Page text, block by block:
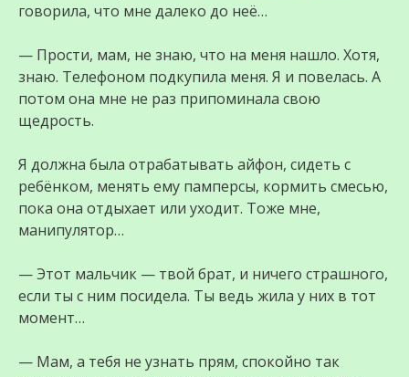
говорила, что мне далеко до неё…
— Прости, мам, не знаю, что на меня нашло. Хотя,
знаю. Телефоном подкупила меня. Я и повелась. А
потом она мне не раз припоминала свою
щедрость.
Я должна была отрабатывать айфон, сидеть с
ребёнком, менять ему памперсы, кормить смесью,
пока она отдыхает или уходит. Тоже мне,
манипулятор…
— Этот мальчик — твой брат, и ничего страшного,
если ты с ним посидела. Ты ведь жила у них в тот
момент…
— Мам, а тебя не узнать прям, спокойно так